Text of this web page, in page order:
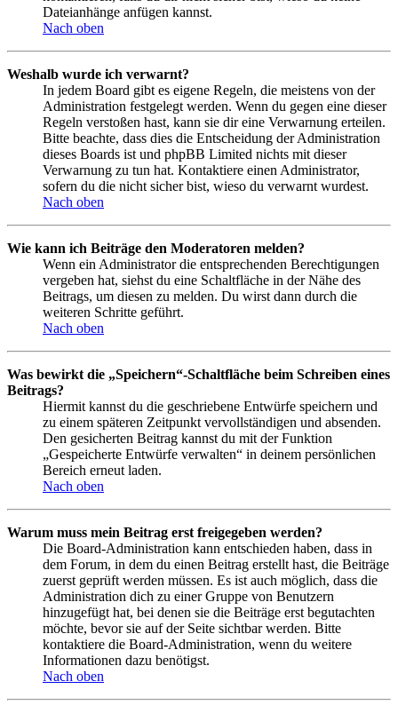
Dateianhänge anfügen kannst.
Nach oben
Weshalb wurde ich verwarnt?
In jedem Board gibt es eigene Regeln, die meistens von der
Administration festgelegt werden. Wenn du gegen eine dieser
Regeln verstoßen hast, kann sie dir eine Verwarnung erteilen.
Bitte beachte, dass dies die Entscheidung der Administration
dieses Boards ist und phpBB Limited nichts mit dieser
Verwarnung zu tun hat. Kontaktiere einen Administrator,
sofern du die nicht sicher bist, wieso du verwarnt wurdest.
Nach oben
Wie kann ich Beiträge den Moderatoren melden?
Wenn ein Administrator die entsprechenden Berechtigungen
vergeben hat, siehst du eine Schaltfläche in der Nähe des
Beitrags, um diesen zu melden. Du wirst dann durch die
weiteren Schritte geführt.
Nach oben
Was bewirkt die „Speichern“-Schaltfläche beim Schreiben eines
Beitrags?
Hiermit kannst du die geschriebene Entwürfe speichern und
zu einem späteren Zeitpunkt vervollständigen und absenden.
Den gesicherten Beitrag kannst du mit der Funktion
„Gespeicherte Entwürfe verwalten“ in deinem persönlichen
Bereich erneut laden.
Nach oben
Warum muss mein Beitrag erst freigegeben werden?
Die Board-Administration kann entschieden haben, dass in
dem Forum, in dem du einen Beitrag erstellt hast, die Beiträge
zuerst geprüft werden müssen. Es ist auch möglich, dass die
Administration dich zu einer Gruppe von Benutzern
hinzugefügt hat, bei denen sie die Beiträge erst begutachten
möchte, bevor sie auf der Seite sichtbar werden. Bitte
kontaktiere die Board-Administration, wenn du weitere
Informationen dazu benötigst.
Nach oben